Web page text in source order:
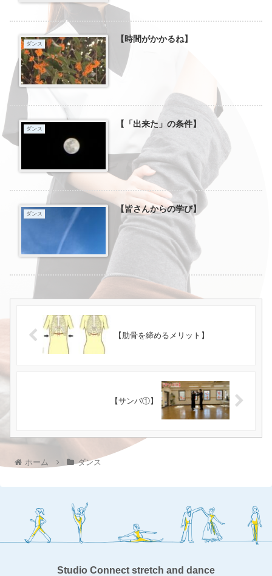
ダンス 【時間がかかるね】
ダンス 【「出来た」の条件】
ダンス 【皆さんからの学び】
【肋骨を締めるメリット】
【サンバ①】
ホーム ダンス
Studio Connect stretch and dance